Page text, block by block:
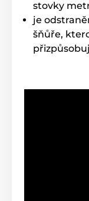
stovky
je
šňůře,